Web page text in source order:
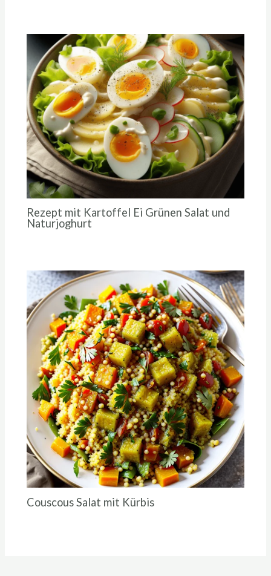
Rezept mit Kartoffel Ei Grünen Salat und
Naturjoghurt
Couscous Salat mit Kürbis